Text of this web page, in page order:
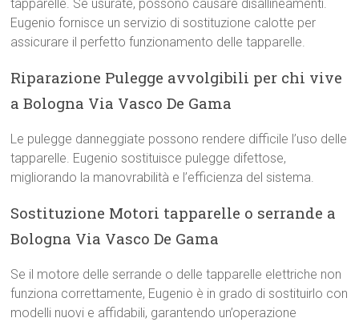
tapparelle. Se usurate, possono causare disallineamenti.
Eugenio fornisce un servizio di sostituzione calotte per
assicurare il perfetto funzionamento delle tapparelle.
Riparazione Pulegge avvolgibili per chi vive
a Bologna Via Vasco De Gama
Le pulegge danneggiate possono rendere difficile l’uso delle
tapparelle. Eugenio sostituisce pulegge difettose,
migliorando la manovrabilità e l’efficienza del sistema.
Sostituzione Motori tapparelle o serrande a
Bologna Via Vasco De Gama
Se il motore delle serrande o delle tapparelle elettriche non
funziona correttamente, Eugenio è in grado di sostituirlo con
modelli nuovi e affidabili, garantendo un’operazione